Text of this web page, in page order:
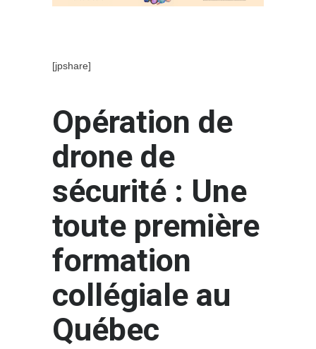
[jpshare]
Opération de
drone de
sécurité : Une
toute première
formation
collégiale au
Québec